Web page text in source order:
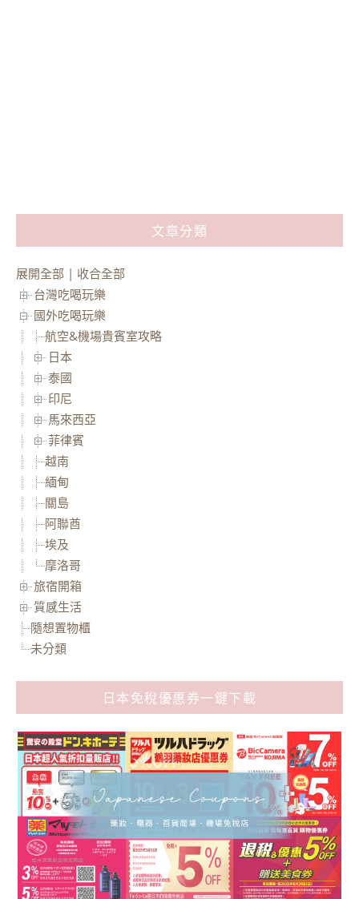
文章分類
展開全部 | 收合全部
台灣吃喝玩樂
國外吃喝玩樂
航空&機場貴賓室攻略
日本
泰國
印尼
馬來西亞
菲律賓
越南
緬甸
關島
阿聯酋
埃及
摩洛哥
旅宿開箱
質感生活
隨想置物櫃
未分類
日本免稅優惠券一鍵下載